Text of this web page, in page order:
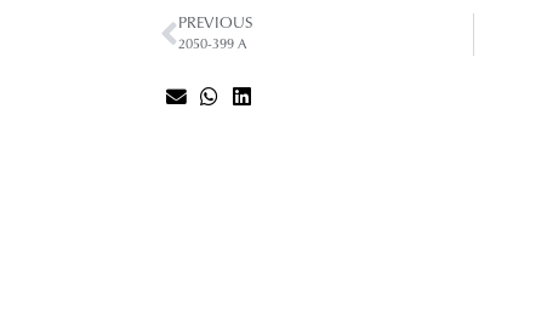
PREVIOUS
2050-399 A